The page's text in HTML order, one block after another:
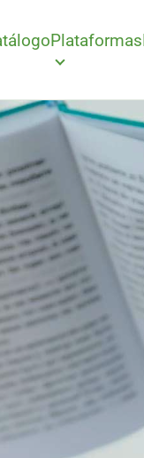
Plataformas